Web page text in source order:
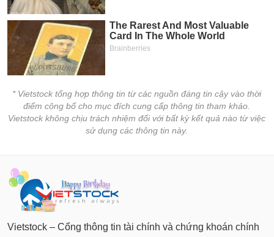
* Vietstock tổng hợp thông tin từ các nguồn đáng tin cậy vào thời
điểm công bố cho mục đích cung cấp thông tin tham khảo.
Vietstock không chịu trách nhiệm đối với bất kỳ kết quả nào từ việc
sử dụng các thông tin này.
Vietstock – Cổng thông tin tài chính và chứng khoán chính